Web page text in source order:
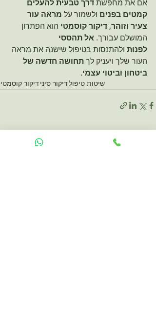
אם את מחפשת דרך טבעית להעלים
קמטים בפנים ולשמור על מראה עור
צעיר וזוהר, דיקור קוסמטי הוא הפתרון
המושלם עבורך. אל תהססי
לפנות ולהתנסות בטיפול שישנה את מראה
העור שלך ויעניק לך תחושה חדשה של
ביטחון וביטוי עצמי.
שיטות טיפולדיקור סינידיקור קוסמטי
פוסטים קשורים